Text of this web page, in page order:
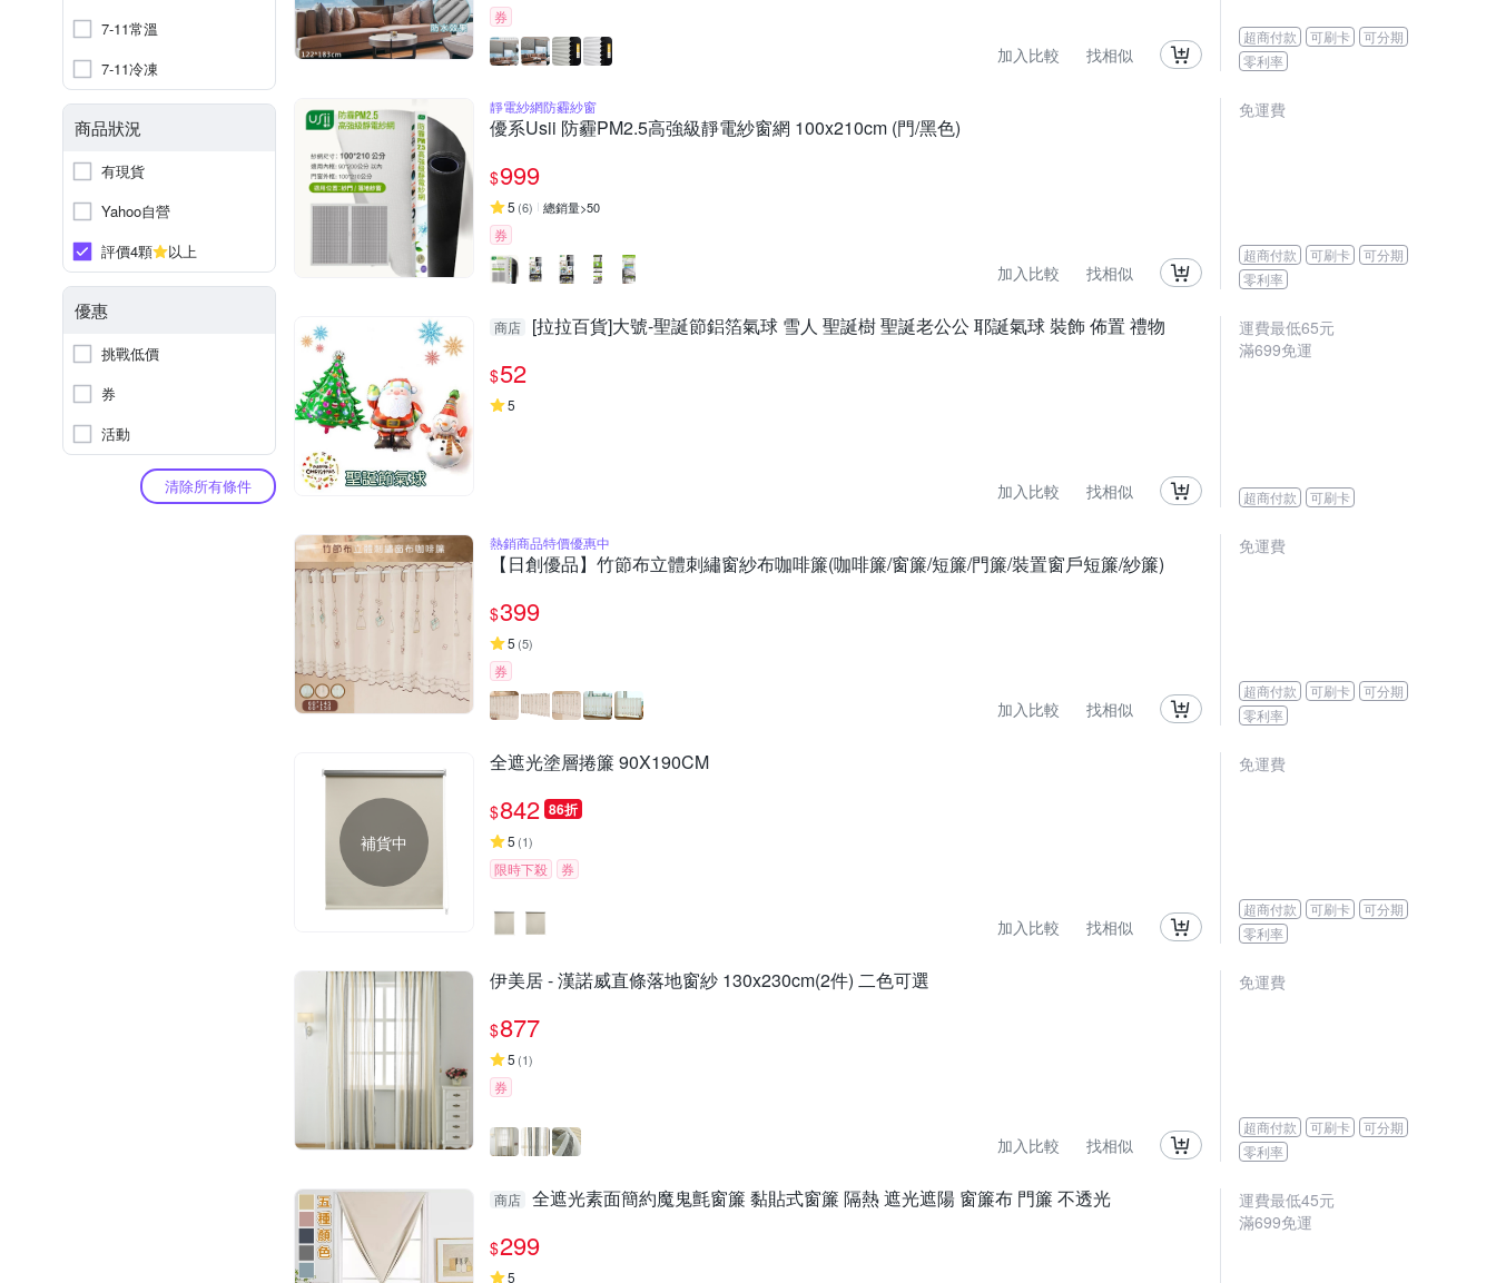
7-11常溫
7-11冷凍
商品狀況
有現貨
Yahoo自營
評價4顆
以上
優惠
挑戰低價
券
活動
清除所有條件
券
加入比較 找相似
超商付款 可刷卡
可分期
零利率
靜電紗網防霾紗窗
優系Usii 防霾PM2.5高強級靜電紗窗網 100x210cm (門/黑色)
$999
5 (6) 總銷量>50
券
加入比較 找相似
免運費
超商付款 可刷卡
可分期
零利率
商店 [拉拉百貨]大號-聖誕節鋁箔氣球 雪人 聖誕樹 聖誕老公公 耶誕氣球 裝飾 佈置 禮物
$52
5
加入比較 找相似
運費最低65元
滿699免運
超商付款 可刷卡
熱銷商品特價優惠中
【日創優品】竹節布立體刺繡窗紗布咖啡簾(咖啡簾/窗簾/短簾/門簾/裝置窗戶短簾/紗簾)
$399
5 (5)
券
加入比較 找相似
免運費
超商付款 可刷卡
可分期
零利率
補貨中
全遮光塗層捲簾 90X190CM
$842 86折
5 (1)
限時下殺 券
加入比較 找相似
免運費
超商付款 可刷卡
可分期
零利率
伊美居 - 漢諾威直條落地窗紗 130x230cm(2件) 二色可選
$877
5 (1)
券
加入比較 找相似
免運費
超商付款 可刷卡
可分期
零利率
商店 全遮光素面簡約魔鬼氈窗簾 黏貼式窗簾 隔熱 遮光遮陽 窗簾布 門簾 不透光
$299
5
運費最低45元
滿699免運